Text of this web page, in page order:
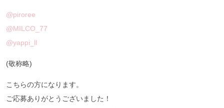
@piroree
@MILCO_77
@yappi_ll
(敬称略)
こちらの方になります。
ご応募ありがとうございました！